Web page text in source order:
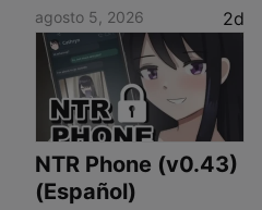
agosto 5, 2026 2d
NTR Phone (v0.43)
(Español)